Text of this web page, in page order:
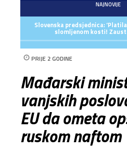
NAJNOVIJE
Slovenska predsjednica:
slomljenom kosti!
PRIJE 2 GODINE
Mađarski
vanjskih
EU da ometa
ruskom naftom